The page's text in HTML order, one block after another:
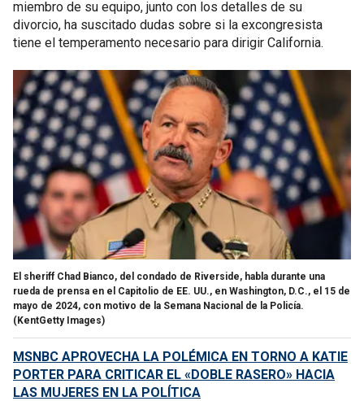
miembro de su equipo, junto con los detalles de su
divorcio, ha suscitado dudas sobre si la excongresista
tiene el temperamento necesario para dirigir California.
El sheriff Chad Bianco, del condado de Riverside, habla durante una
rueda de prensa en el Capitolio de EE. UU., en Washington, D.C., el 15 de
mayo de 2024, con motivo de la Semana Nacional de la Policía.
(KentGetty Images)
MSNBC APROVECHA LA POLÉMICA EN TORNO A KATIE
PORTER PARA CRITICAR EL «DOBLE RASERO» HACIA
LAS MUJERES EN LA POLÍTICA